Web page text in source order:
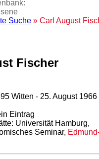
Suche » Carl August
Fischer
Witten - 25. August 1966
Eintrag
Universität Hamburg,
Seminar,